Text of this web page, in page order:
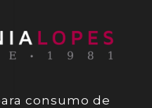
consumo de